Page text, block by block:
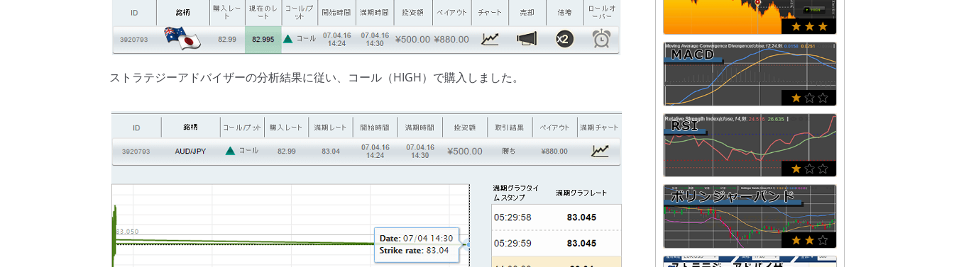
ストラテジーアドバイザーの分析結果に従い、コール（HIGH）で購入しました。